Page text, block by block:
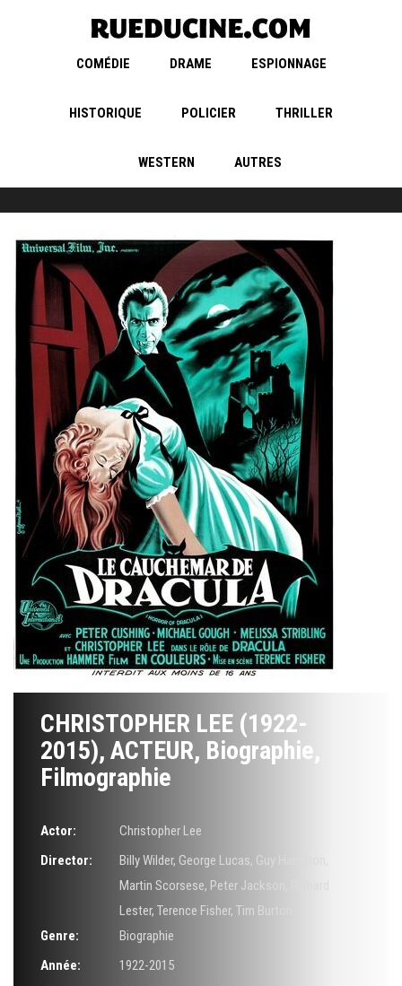
COMÉDIE DRAME ESPIONNAGE
HISTORIQUE POLICIER THRILLER
WESTERN AUTRES
CHRISTOPHER LEE (1922-
2015), ACTEUR, Biographie,
Filmographie
Actor:
Christopher Lee
Director:
Billy Wilder, George Lucas, Guy Hamilton
Martin Scorsese, Peter Jackson
Lester, Terence Fisher, Tim Burton
Genre:
Biographie
Année:
1922-2015